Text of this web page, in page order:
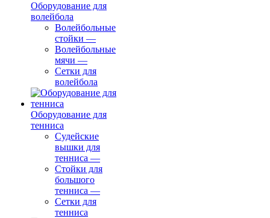
Оборудование для
волейбола
Волейбольные
стойки —
Волейбольные
мячи —
Сетки для
волейбола
Оборудование для
тенниса
Судейские
вышки для
тенниса —
Стойки для
большого
тенниса —
Сетки для
тенниса